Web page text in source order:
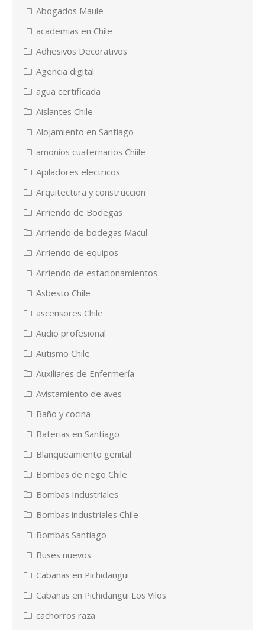
Abogados Maule
academias en Chile
Adhesivos Decorativos
Agencia digital
agua certificada
Aislantes Chile
Alojamiento en Santiago
amonios cuaternarios Chiile
Apiladores electricos
Arquitectura y construccion
Arriendo de Bodegas
Arriendo de bodegas Macul
Arriendo de equipos
Arriendo de estacionamientos
Asbesto Chile
ascensores Chile
Audio profesional
Autismo Chile
Auxiliares de Enfermería
Avistamiento de aves
Baño y cocina
Baterias en Santiago
Blanqueamiento genital
Bombas de riego Chile
Bombas Industriales
Bombas industriales Chile
Bombas Santiago
Buses nuevos
Cabañas en Pichidangui
Cabañas en Pichidangui Los Vilos
cachorros raza